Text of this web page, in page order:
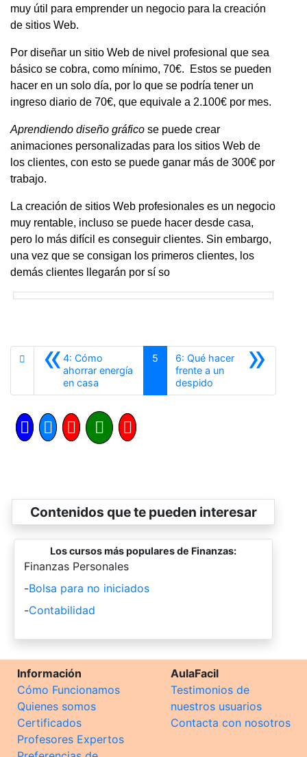
muy útil para emprender un negocio para la creación
de sitios Web.
Por diseñar un sitio Web de nivel profesional que sea
básico se cobra, como mínimo, 70€. Estos se pueden
hacer en un solo día, por lo que se podría tener un
ingreso diario de 70€, que equivale a 2.100€ por mes.
Aprendiendo diseño gráfico se puede crear
animaciones personalizadas para los sitios Web de
los clientes, con esto se puede ganar más de 300€ por
trabajo.
La creación de sitios Web profesionales es un negocio
muy rentable, incluso se puede hacer desde casa,
pero lo más difícil es conseguir clientes. Sin embargo,
una vez que se consigan los primeros clientes, los
demás clientes llegarán por sí so
«4: Cómo
ahorrar energía
en casa
5 »
6: Qué hacer
frente a un
despidoSiguiente
Contenidos que te pueden interesar
Los cursos más populares de Finanzas:
-
Finanzas Personales
-Bolsa para no iniciados
-Contabilidad
Información
Cómo Funcionamos
Quienes somos
Certificados
Profesores Expertos
AulaFacil
Testimonios de
nuestros usuarios
Contacta con nosotros